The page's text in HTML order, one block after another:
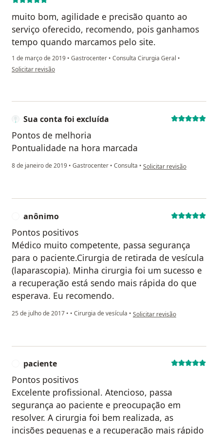
muito bom, agilidade e precisão quanto ao
serviço oferecido, recomendo, pois ganhamos
tempo quando marcamos pelo site.
1 de março de 2019 • Gastrocenter • Consulta Cirurgia Geral •
na opinião do utilizador Sua conta foi excluída
Solicitar revisão
Sua conta foi excluída
Pontos de melhoria
Pontualidade na hora marcada
8 de janeiro de 2019 • Gastrocenter • Consulta • na opinião do utilizador
Solicitar revisão
anônimo
Pontos positivos
Médico muito competente, passa segurança
para o paciente.Cirurgia de retirada de vesícula
(laparascopia). Minha cirurgia foi um sucesso e
a recuperação está sendo mais rápida do que
esperava. Eu recomendo.
25 de julho de 2017 • • Cirurgia de vesícula • na opinião do utilizador
Solicitar revisão
paciente
Pontos positivos
Excelente profissional. Atencioso, passa
segurança ao paciente e preocupação em
resolver. A cirurgia foi bem realizada, as
incisões pequenas e a recuperação mais rápido